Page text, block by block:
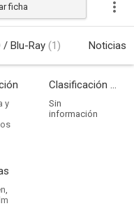
Estrenada
ficha
/ Blu-Ray (1) Noticias
y
Clasificación por edades
Sin
información
,